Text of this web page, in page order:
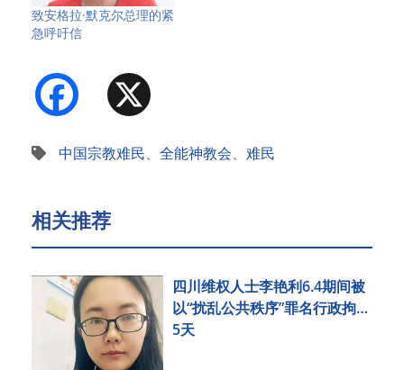
致安格拉·默克尔总理的紧
急呼吁信
Facebook
中国宗教难民、 全能神教会、 难民
相关推荐
四川维权人士李艳利6.4期间被
以“扰乱公共秩序”罪名行政拘留
5天